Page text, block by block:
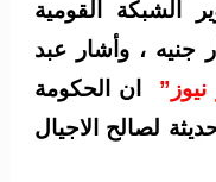
الشبكة القومية
ستتجاوز 60 مليار جنيه ، وأشار عبد
نيوز” ان الحكومة
لصالح الاجيال